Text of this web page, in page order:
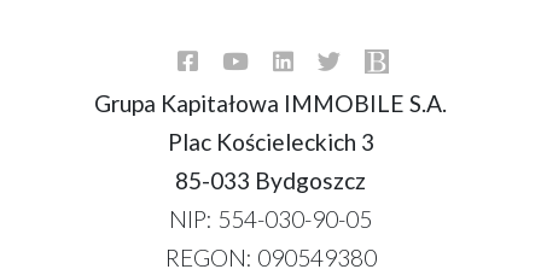
Grupa Kapitałowa IMMOBILE S.A.
Plac Kościeleckich 3
85-033 Bydgoszcz
NIP: 554-030-90-05
REGON: 090549380